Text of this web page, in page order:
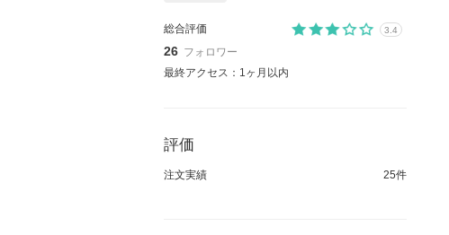
総合評価 3.4
26 フォロワー
最終アクセス：1ヶ月以内
評価
注文実績 25件